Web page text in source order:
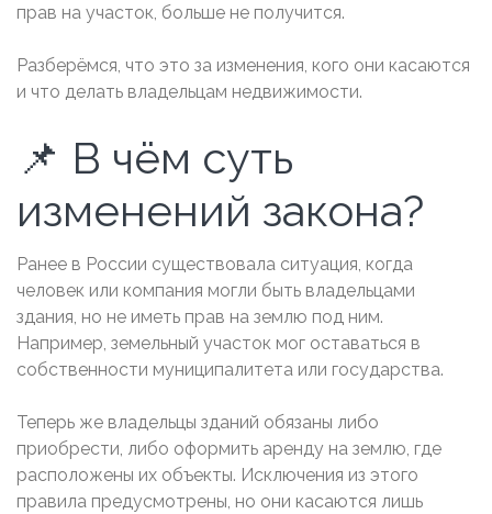
прав на участок, больше не получится.
Разберёмся, что это за изменения, кого они касаются
и что делать владельцам недвижимости.
📌 В чём суть
изменений закона?
Ранее в России существовала ситуация, когда
человек или компания могли быть владельцами
здания, но не иметь прав на землю под ним.
Например, земельный участок мог оставаться в
собственности муниципалитета или государства.
Теперь же владельцы зданий обязаны либо
приобрести, либо оформить аренду на землю, где
расположены их объекты. Исключения из этого
правила предусмотрены, но они касаются лишь